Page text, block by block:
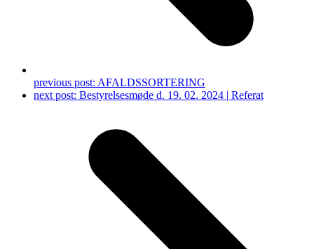
previous post: AFALDSSORTERING
next post: Bestyrelsesmøde d. 19. 02. 2024 | Referat